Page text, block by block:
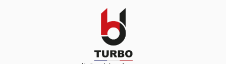
Panneau de gestion des cookies